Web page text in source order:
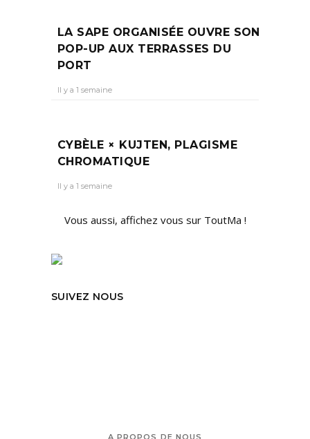
LA SAPE ORGANISÉE OUVRE SON
POP-UP AUX TERRASSES DU
PORT
Il y a 1 semaine
CYBÈLE × KUJTEN, PLAGISME
CHROMATIQUE
Il y a 1 semaine
Vous aussi, affichez vous sur ToutMa !
SUIVEZ NOUS
A PROPOS DE NOUS